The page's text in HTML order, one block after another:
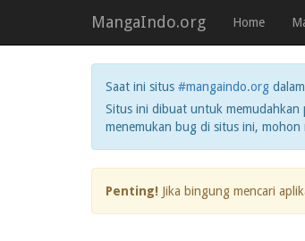
MangaIndo.org Home
Saat ini situs #mangaindo.org
Situs ini dibuat untuk memudahkan
menemukan bug di situs ini,
Penting! Jika bingung mencari